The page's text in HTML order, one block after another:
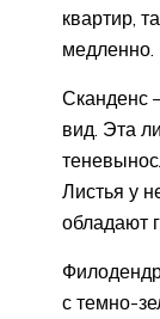
квартир,
медленно.
Сканденс
вид. Эта
Листья у
обладают
с темно-